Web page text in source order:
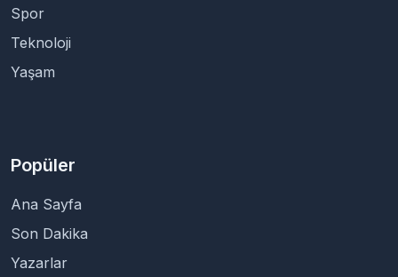
Spor
Teknoloji
Yaşam
Popüler
Ana Sayfa
Son Dakika
Yazarlar